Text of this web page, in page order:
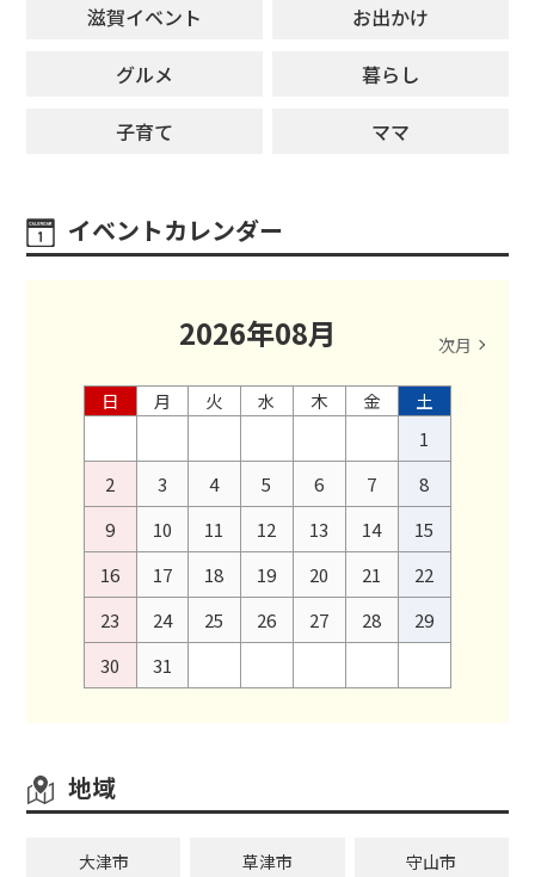
滋賀イベント
お出かけ
グルメ
暮らし
子育て
ママ
イベントカレンダー
2026年08月 次月
日 月 火 水 木 金
土
1
2
3 4 5 6 7
8
9
10 11 12 13 14
15
16
17 18 19 20 21
22
23
24 25 26 27 28
29
30
31
地域
大津市 草津市 守山市